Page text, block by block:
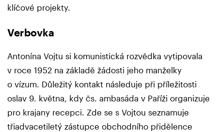
klíčové projekty.
Verbovka
Antonína Vojtu si komunistická rozvědka vytipovala
v roce 1952 na základě žádosti jeho manželky
o vízum. Důležitý kontakt následuje při příležitosti
oslav 9. května, kdy čs. ambasáda v Paříži organizuje
pro krajany recepci. Zde se s Vojtou seznamuje
třiadvacetiletý zástupce obchodního přidělence